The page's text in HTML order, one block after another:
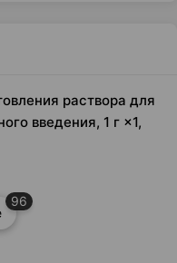
раствора для
введения, 1 г ×1,
96